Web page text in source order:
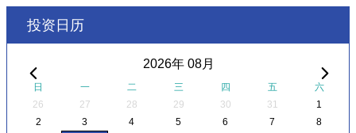
投资日历
2026年 08月
日 一 二 三 四 五
六
26
27 28 29 30 31
1
2
3 4 5 6 7
8